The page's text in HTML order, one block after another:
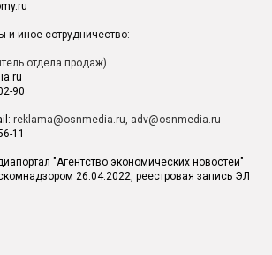
и иное сотрудничество:
отдела продаж)
90
reklama@osnmedia.ru, adv@osnmedia.ru
11
"Агентство экономических новостей"
26.04.2022, реестровая запись ЭЛ